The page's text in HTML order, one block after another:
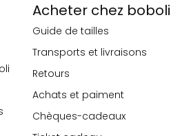
Acheter chez boboli
Guide de tailles
Transports et livraisons
Retours
Achats et paiment
Chèques-cadeaux